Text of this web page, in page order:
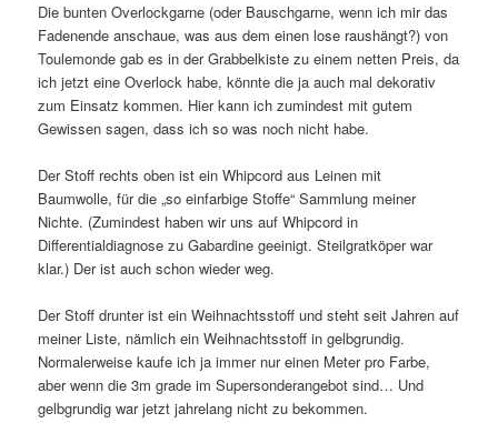
Die bunten Overlockgarne (oder Bauschgarne, wenn ich mir das
Fadenende anschaue, was aus dem einen lose raushängt?) von
Toulemonde gab es in der Grabbelkiste zu einem netten Preis, da
ich jetzt eine Overlock habe, könnte die ja auch mal dekorativ
zum Einsatz kommen. Hier kann ich zumindest mit gutem
Gewissen sagen, dass ich so was noch nicht habe.
Der Stoff rechts oben ist ein Whipcord aus Leinen mit
Baumwolle, für die „so einfarbige Stoffe“ Sammlung meiner
Nichte. (Zumindest haben wir uns auf Whipcord in
Differentialdiagnose zu Gabardine geeinigt. Steilgratköper war
klar.) Der ist auch schon wieder weg.
Der Stoff drunter ist ein Weihnachtsstoff und steht seit Jahren auf
meiner Liste, nämlich ein Weihnachtsstoff in gelbgrundig.
Normalerweise kaufe ich ja immer nur einen Meter pro Farbe,
aber wenn die 3m grade im Supersonderangebot sind… Und
gelbgrundig war jetzt jahrelang nicht zu bekommen.